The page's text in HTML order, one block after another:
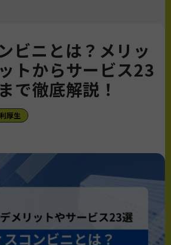
ビニとは？メリッ
トからサービス23
で徹底解説！
厚生